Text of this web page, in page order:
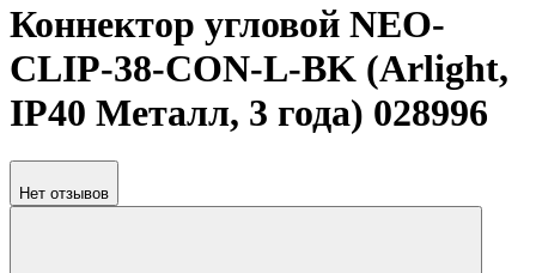
Коннектор угловой NEO-
CLIP-38-CON-L-BK (Arlight,
IP40 Металл, 3 года) 028996
Нет отзывов